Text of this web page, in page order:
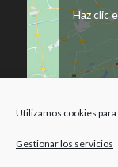
Utilizamos cookies
Gestionar los servicios
Haz clic